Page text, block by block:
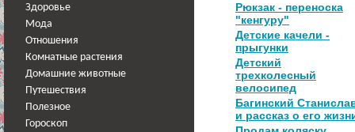
Здоровье
Мода
Отношения
Комнатные растения
Домашние животные
Путешествия
Полезное
Гороскоп
Рюкзак - переноска
"кенгуру"
Детские качели -
прыгунки
Детский
трехколесный
велосипед
Багинский
и рассказ о его